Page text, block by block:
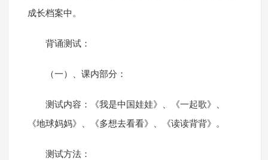
成长档案中。
背诵测试：
（一）、课内部分：
测试内容：《我是中国娃娃》、《一起歌》、
《地球妈妈》、《多想去看看》、《读读背背》。
测试方法：